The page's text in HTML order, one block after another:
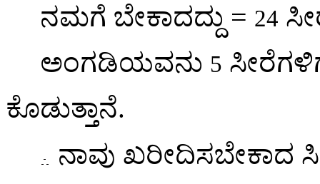
ನಮಗೆ ಬೇಕಾದದ್ದು = 24
ಅಂಗಡಿಯವನು 5
ಕೊಡುತ್ತಾನೆ.
ನಾವು ಖರೀದಿಸಬೇಕಾದ